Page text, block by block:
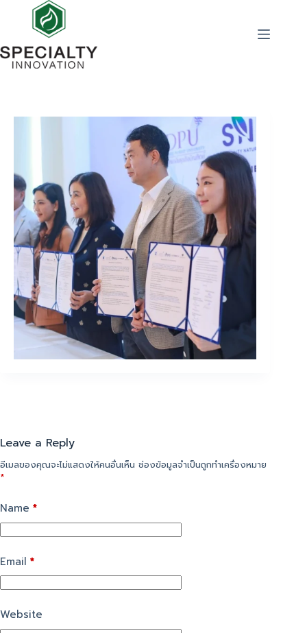
Leave a Reply
อีเมลของคุณจะไม่แสดงให้คนอื่นเห็น ช่องข้อมูลจำเป็นถูกทำเครื่องหมาย
*
Name *
Email *
Website